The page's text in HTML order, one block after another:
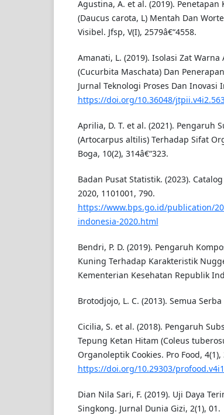
Agustina, A. et al. (2019). Penetapan
(Daucus carota, L) Mentah Dan
Visibel. Jfsp, V(I), 2579â€“4558.
Amanati, L. (2019). Isolasi Zat
(Cucurbita Maschata) Dan
Jurnal Teknologi Proses Dan Inovasi
https://doi.org/10.36048/
Aprilia, D. T. et al. (2021). Pengaruh
(Artocarpus altilis) Terhadap Sifat
Boga, 10(2), 314â€“323.
Badan Pusat Statistik. (2023).
2020, 1101001, 790.
https://www.bps.go.id/publication/
indonesia-2020.html
Bendri, P. D. (2019). Pengaruh
Kuning Terhadap Karakteristik
Kementerian Kesehatan Republik
Brotodjojo, L. C. (2013). Semua
Cicilia, S. et al. (2018). Pengaruh
Tepung Ketan Hitam (Coleus
Organoleptik Cookies. Pro Food, 4(1),
https://doi.org/10.29303/
Dian Nila Sari, F. (2019). Uji Daya
Singkong. Jurnal Dunia Gizi, 2(1), 01.